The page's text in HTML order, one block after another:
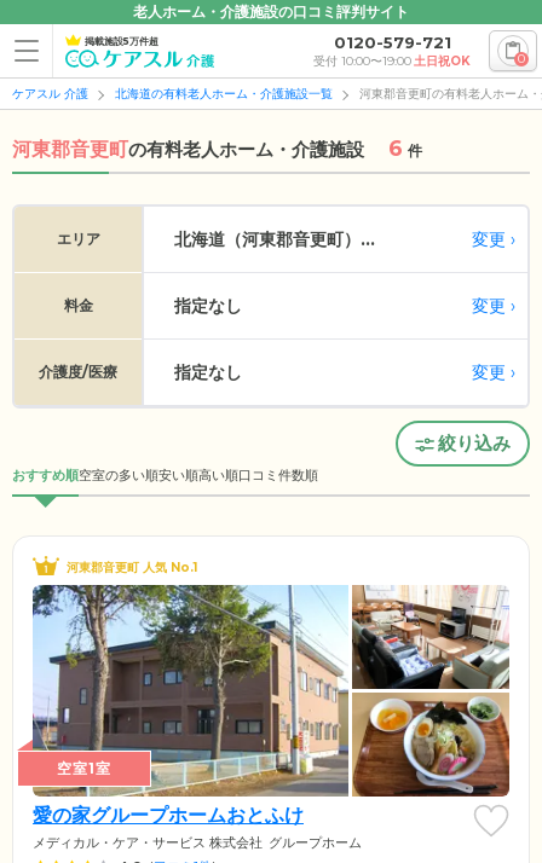
老人ホーム・介護施設の口コミ評判サイト
掲載施設5万件超 0120-579-721
受付 10:00〜19:00土日祝OK 0
ケアスル 介護 北海道の有料老人ホーム・介護施設一覧 河東郡音更町の有料老人ホーム
河東郡音更町の有料老人ホーム・介護施設 6 件
エリア 北海道（河東郡音更町）... 変更
料金 指定なし 変更
介護度/医療 指定なし 変更
絞り込み
おすすめ順空室の多い順安い順高い順口コミ件数順
河東郡音更町 人気 No.1
空室1室
愛の家グループホームおとふけ
メディカル・ケア・サービス 株式会社 グループホーム